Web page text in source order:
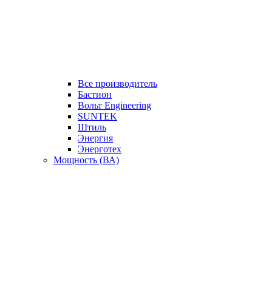
Все производитель
Бастион
Вольт Engineering
SUNTEK
Штиль
Энергия
Энерготех
Мощность (ВА)